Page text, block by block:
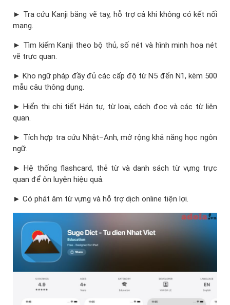
► Tra cứu Kanji bằng vẽ tay, hỗ trợ cả khi không có kết nối
mạng.
► Tìm kiếm Kanji theo bộ thủ, số nét và hình minh hoạ nét
vẽ trực quan.
► Kho ngữ pháp đầy đủ các cấp độ từ N5 đến N1, kèm 500
mẫu câu thông dụng.
► Hiển thị chi tiết Hán tự, từ loại, cách đọc và các từ liên
quan.
► Tích hợp tra cứu Nhật–Anh, mở rộng khả năng học ngôn
ngữ.
► Hệ thống flashcard, thẻ từ và danh sách từ vựng trực
quan để ôn luyện hiệu quả.
► Có phát âm từ vựng và hỗ trợ dịch online tiện lợi.